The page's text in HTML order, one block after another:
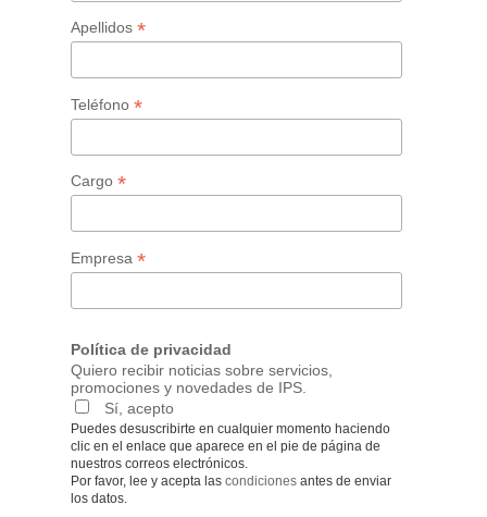
Apellidos *
Teléfono *
Cargo *
Empresa *
Política de privacidad
Quiero recibir noticias sobre servicios,
promociones y novedades de IPS.
Sí, acepto
Puedes desuscribirte en cualquier momento haciendo
clic en el enlace que aparece en el pie de página de
nuestros correos electrónicos.
Por favor, lee y acepta las condicionesantes de enviar
los datos.